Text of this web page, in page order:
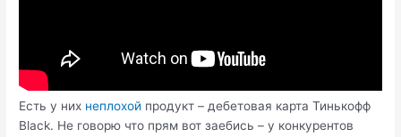
Есть у них неплохой продукт – дебетовая карта Тинькофф
Black. Не говорю что прям вот заебись – у конкурентов